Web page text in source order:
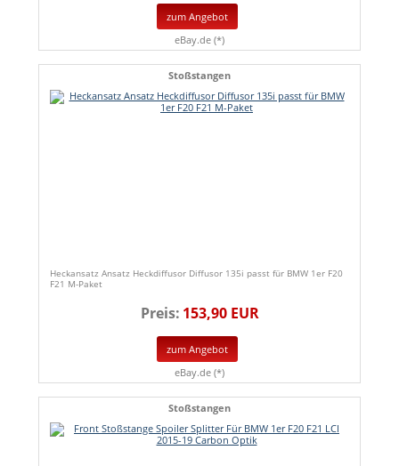
zum Angebot
eBay.de (*)
Stoßstangen
Heckansatz Ansatz Heckdiffusor Diffusor 135i passt für BMW 1er F20
F21 M-Paket
Preis: 153,90 EUR
zum Angebot
eBay.de (*)
Stoßstangen